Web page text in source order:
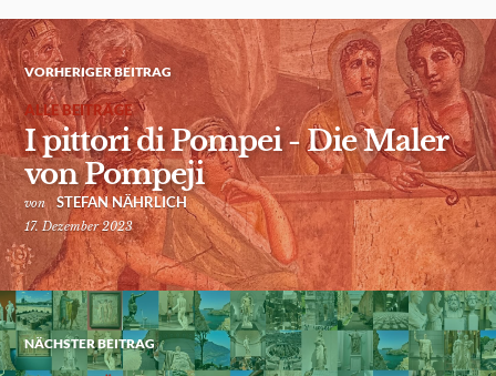
VORHERIGER BEITRAG
ALLE BEITRÄGE
I pittori di Pompei - Die Maler
von Pompeji
von STEFAN NÄHRLICH
17. Dezember 2023
NÄCHSTER BEITRAG